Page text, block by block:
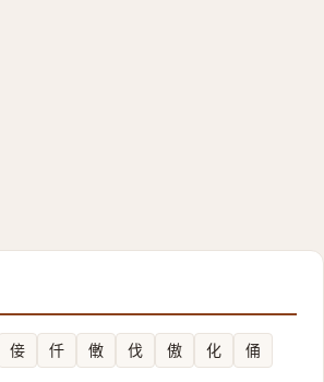
倿 仟 僌 伐 傲 化
俑